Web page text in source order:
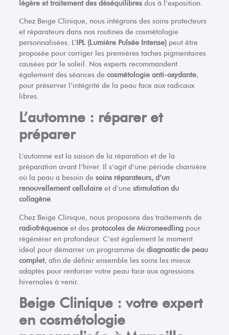
légère et traitement des déséquilibresdus à l’exposition.
Chez Beige Clinique, nous intégrons des soins protecteurs
et réparateurs dans nos routines de cosmétologie
personnalisées. L’IPL (Lumière Pulsée Intense)peut être
proposée pour corriger les premières taches pigmentaires
causées par le soleil. Nos experts recommandent
également des séances de cosmétologie anti-oxydante,
pour préserver l’intégrité de la peau face aux radicaux
libres.
L’automne : réparer et
préparer
L’automne est la saison de la réparation et de la
préparation avant l’hiver. Il s’agit d’une période charnière
où la peau a besoin de soins réparateurs, d’un
renouvellement cellulaireet d’une stimulation du
collagène.
Chez Beige Clinique, nous proposons des traitements de
radiofréquenceet des protocoles de Microneedlingpour
régénérer en profondeur. C’est également le moment
idéal pour démarrer un programme de diagnostic de peau
complet, afin de définir ensemble les soins les mieux
adaptés pour renforcer votre peau face aux agressions
hivernales à venir.
Beige Clinique : votre expert
en cosmétologie